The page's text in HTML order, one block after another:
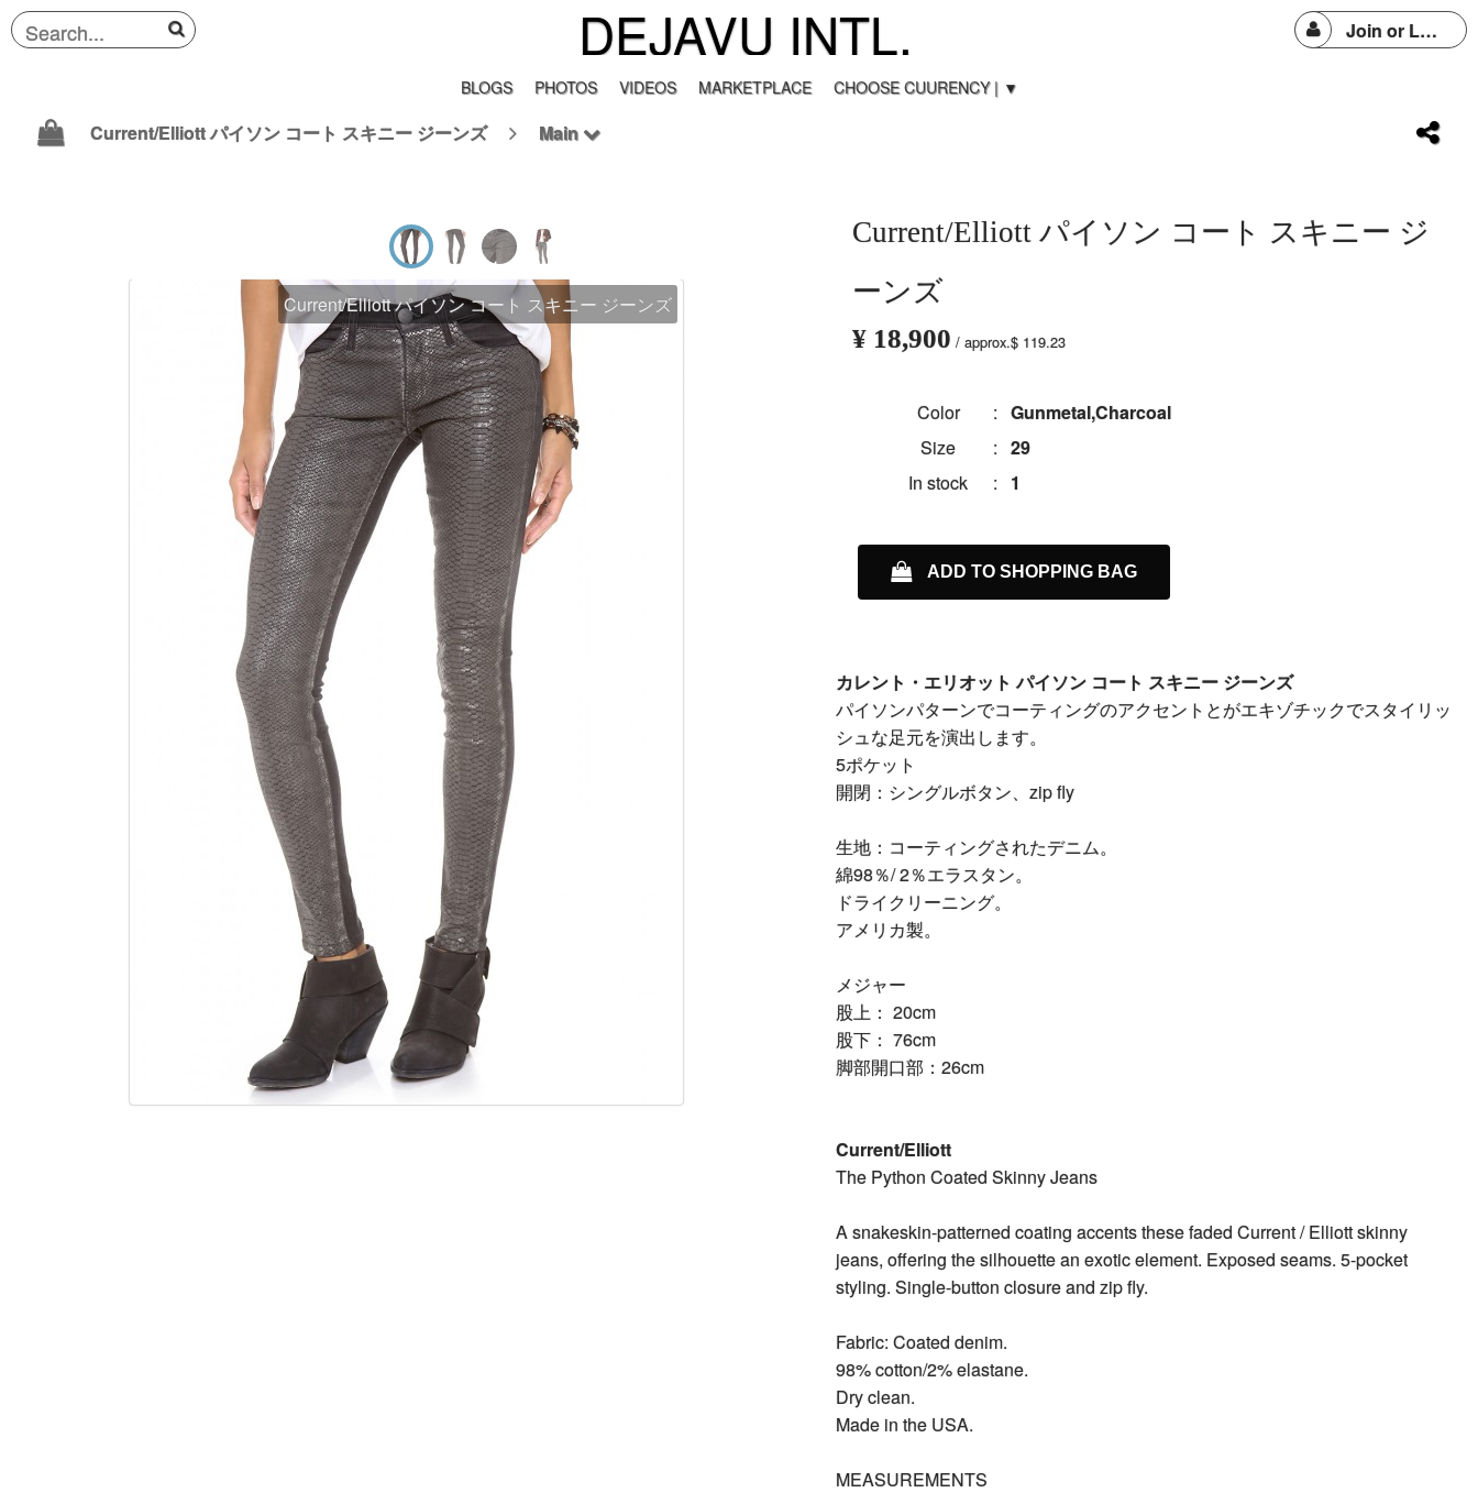
DEJAVU INTL. Join or Login
BLOGS PHOTOS VIDEOS MARKETPLACE CHOOSE CUURENCY | ▼
Current/Elliott パイソン コート スキニー ジーンズ Main
Current/Elliott パイソン コート スキニー ジーンズ
Current/Elliott パイソン コート スキニー ジ
ーンズ
¥ 18,900 / approx.$ 119.23
Color :Gunmetal,Charcoal
Size
:29
In stock
: 1
ADD TO SHOPPING BAG
カレント・エリオット パイソン コート スキニー ジーンズ
パイソンパターンでコーティングのアクセントとがエキゾチックでスタイリッ
シュな足元を演出します。
5ポケット
開閉：シングルボタン、zip fly
生地：コーティングされたデニム。
綿98％/ 2％エラスタン。
ドライクリーニング。
アメリカ製。
メジャー
股上： 20cm
股下： 76cm
脚部開口部：26cm
Current/Elliott
The Python Coated Skinny Jeans
A snakeskin-patterned coating accents these faded Current / Elliott skinny
jeans, offering the silhouette an exotic element. Exposed seams. 5-pocket
styling. Single-button closure and zip fly.
Fabric: Coated denim.
98% cotton/2% elastane.
Dry clean.
Made in the USA.
MEASUREMENTS